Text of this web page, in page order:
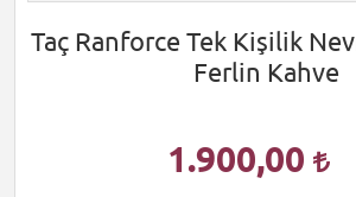
Taç Ranforce Tek Kişilik
Ferlin Kahve
1.900,00